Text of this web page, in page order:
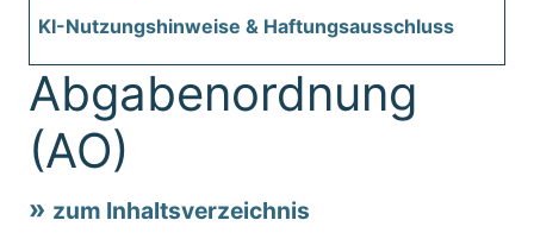
KI-Nutzungshinweise & Haftungsausschluss
Abgabenordnung
(AO)
zum Inhaltsverzeichnis